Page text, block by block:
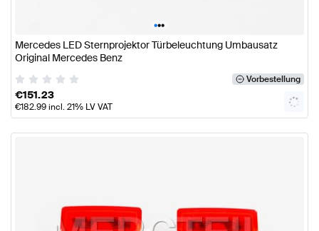
•••
Mercedes LED Sternprojektor Türbeleuchtung Umbausatz
Original Mercedes Benz
Vorbestellung
€151.23
€182.99incl. 21% LV VAT